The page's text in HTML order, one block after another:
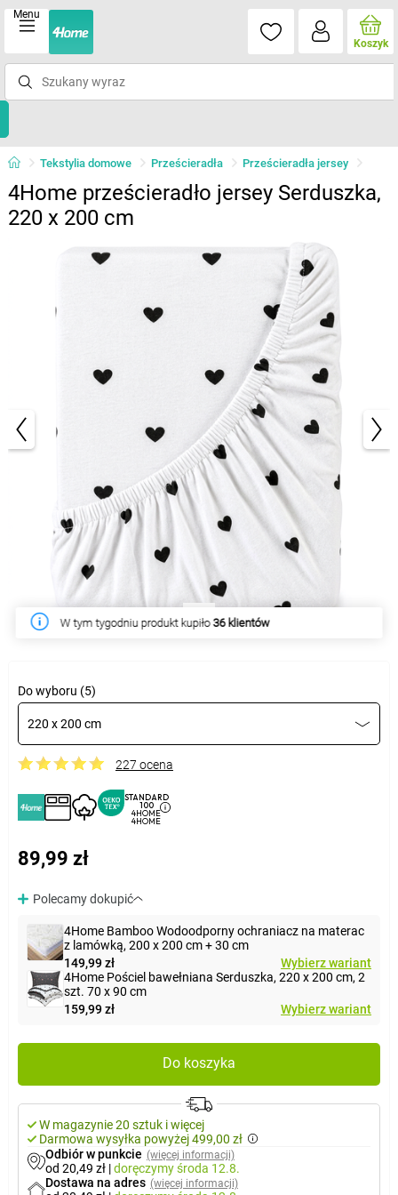
Menu
Koszyk
Tekstylia domowe Prześcieradła Prześcieradła jersey
4Home prześcieradło jersey Serduszka,
220 x 200 cm
W tym tygodniu produkt kupiło36 klientów
Do wyboru (5)
220 x 200 cm
227 ocena
STANDARD
100
4HOME
4HOME
89,99 zł
Polecamy dokupić
4Home Bamboo Wodoodporny ochraniacz na materac
z lamówką, 200 x 200 cm + 30 cm
149,99 zł
Wybierz wariant
4Home Pościel bawełniana Serduszka, 220 x 200 cm, 2
szt. 70 x 90 cm
159,99 zł
Wybierz wariant
Do koszyka
W magazynie 20 sztuk i więcej
Darmowa wysyłka powyżej 499,00 zł
Odbiór w punkcie (więcej informacji)
od 20,49 zł |doręczymyśroda 12.8.
Dostawa na adres (więcej informacji)